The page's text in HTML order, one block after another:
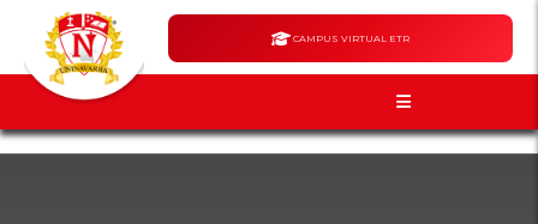
CAMPUS VIRTUAL ETR